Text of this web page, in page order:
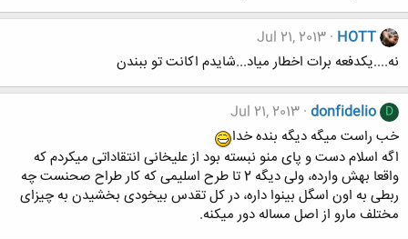
HOTT
Jul 21, 2013
نه....یکدفعه برات اخطار میاد...شایدم اکانت تو ببندن
D
donfidelio
Jul 21, 2013
خب راست میگه دیگه بنده خدا
اگه اسلام دست و پای منو نبسته بود از علیخانی انتقاداتی میکردم که
واقعا بهش وارده، ولی دیگه 2 تا طرح اسلیمی که کار طراح صحنست چه
ربطی به اون اسگل بینوا داره، در کل تقدس بیخودی بخشیدن به چیزای
مختلف مارو از اصل مساله دور میکنه.